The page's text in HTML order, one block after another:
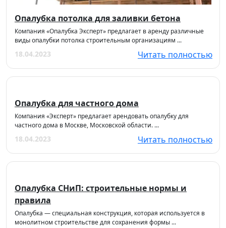
Опалубка потолка для заливки бетона
Компания «Опалубка Эксперт» предлагает в аренду различные
виды опалубки потолка строительным организациям ...
Читать полностью
18.04.2023
Опалубка для частного дома
Компания «Эксперт» предлагает арендовать опалубку для
частного дома в Москве, Московской области. ...
Читать полностью
18.04.2023
Опалубка СНиП: строительные нормы и
правила
Опалубка — специальная конструкция, которая используется в
монолитном строительстве для сохранения формы ...